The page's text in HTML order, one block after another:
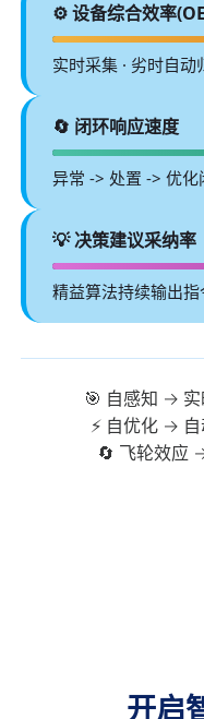
⚙️ 设备综合效率
实时采集 · 劣时自动
🔄 闭环响应速度
异常 -> 处置 -> 优
💡 决策建议采纳率
精益算法持续输出指
🎯 自感知 →
⚡ 自优化 →
🔄 飞轮效应
开启